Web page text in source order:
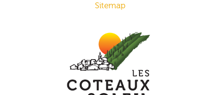
Sitemap